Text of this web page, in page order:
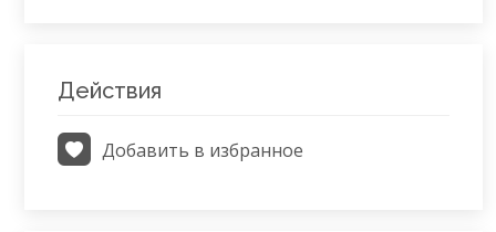
Действия
Добавить в избранное